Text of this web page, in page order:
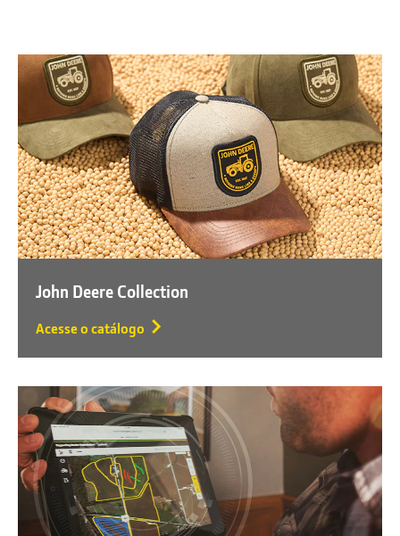
John Deere Collection
Acesse o catálogo